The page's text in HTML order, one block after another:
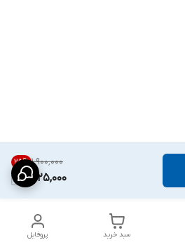
۱٬۹۰۰٬۰۰۰ 25%
1,425,000
پروفایل سبد خرید